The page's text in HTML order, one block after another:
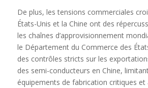
De plus, les tensions commerciales
États-Unis et la Chine ont des
les chaînes d’approvisionnement
le Département du Commerce des
des contrôles stricts sur les
des semi-conducteurs en Chine,
équipements de fabrication critiques et